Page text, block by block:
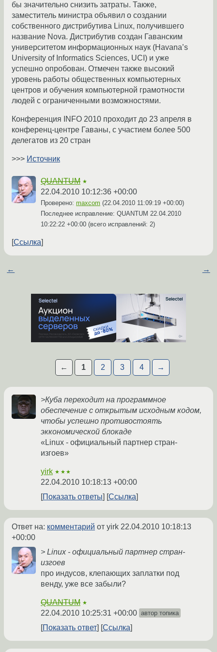
бы значительно снизить затраты. Также,
заместитель министра объявил о создании
собственного дистрибутива Linux, получившего
название Nova. Дистрибутив создан Гаванским
университетом информационных наук (Havana’s
University of Informatics Sciences, UCI) и уже
успешно опробован. Отмечен также высокий
уровень работы общественных компьютерных
центров и обучения компьютерной грамотности
людей с ограниченными возможностями.
Конференция INFO 2010 проходит до 23 апреля в
конференц-центре Гаваны, с участием более 500
делегатов из 20 стран
>>> Источник
QUANTUM ★
22.04.2010 10:12:36 +00:00
Проверено: maxcom (22.04.2010 11:09:19 +00:00)
Последнее исправление: QUANTUM 22.04.2010
10:22:22 +00:00 (всего исправлений: 2)
Ссылка
← →
← 1 2 3 4 →
>Куба переходит на программное
обеспечение с открытым исходным кодом,
чтобы успешно противостоять
эккономической блокаде
«Linux - официальный партнер стран-
изгоев»
yirk ★★★
22.04.2010 10:18:13 +00:00
Показать ответы
Ссылка
Ответ на: комментарий от yirk 22.04.2010 10:18:13
+00:00
> Linux - официальный партнер стран-
изгоев
про индусов, клепающих заплатки под
венду, уже все забыли?
QUANTUM ★
22.04.2010 10:25:31 +00:00 автор топика
Показать ответ Ссылка